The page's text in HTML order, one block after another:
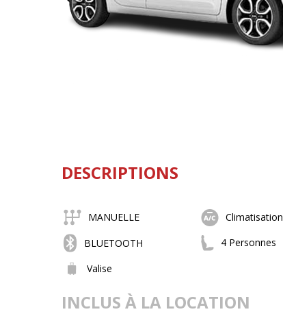
DESCRIPTIONS
MANUELLE Climatisation
BLUETOOTH
4 Personnes
Valise
INCLUS À LA LOCATION